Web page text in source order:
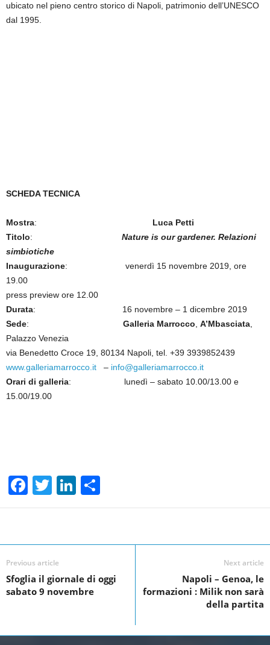
ubicato nel pieno centro storico di Napoli, patrimonio dell’UNESCO
dal 1995.
SCHEDA TECNICA
Mostra: Luca Petti
Titolo: Nature is our gardener. Relazioni
simbiotiche
Inaugurazione: venerdì 15 novembre 2019, ore
19.00
press preview ore 12.00
Durata: 16 novembre – 1 dicembre 2019
Sede: Galleria Marrocco A’Mbasciata
Palazzo Venezia
via Benedetto Croce 19, 80134 Napoli, tel. +39 3939852439
www.galleriamarrocco.it – info@galleriamarrocco.it
Orari di galleria: lunedì – sabato 10.00/13.00 e
15.00/19.00
F
a
e
b
o
o
T
wi
er
Li
n
e
n
h
e
Previous article
Sfoglia il giornale di oggi
sabato 9 novembre
Next article
Napoli – Genoa, le
formazioni : Milik non sarà
della partita